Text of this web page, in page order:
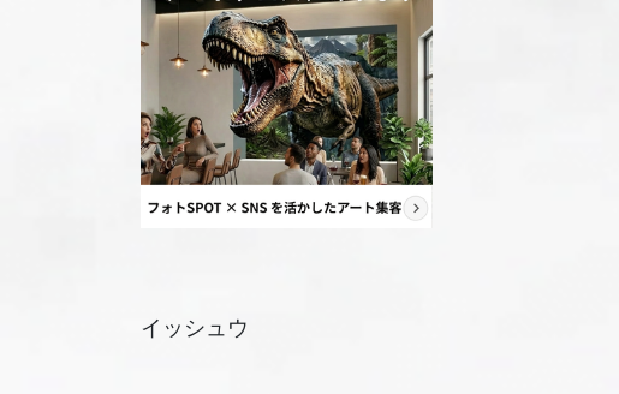
イッシュウ